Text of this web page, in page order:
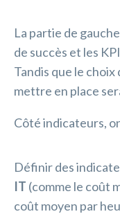
La partie de
de succès et les
Tandis que le
mettre en place
Côté indicateurs,
Définir des
IT (comme le coût
coût moyen par